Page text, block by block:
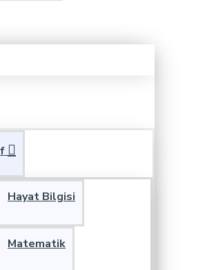
Hayat Bilgisi
Matematik